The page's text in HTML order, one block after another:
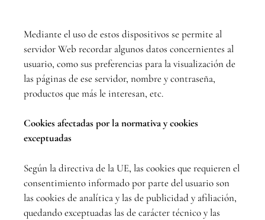
Mediante el uso de estos dispositivos se permite al
servidor Web recordar algunos datos concernientes al
usuario, como sus preferencias para la visualización de
las páginas de ese servidor, nombre y contraseña,
productos que más le interesan, etc.
Cookies afectadas por la normativa y cookies
exceptuadas
Según la directiva de la UE, las cookies que requieren el
consentimiento informado por parte del usuario son
las cookies de analítica y las de publicidad y afiliación,
quedando exceptuadas las de carácter técnico y las